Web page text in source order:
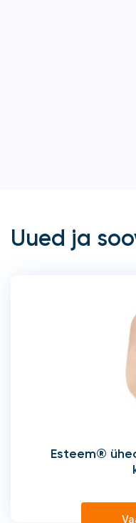
Uued ja
Esteem®